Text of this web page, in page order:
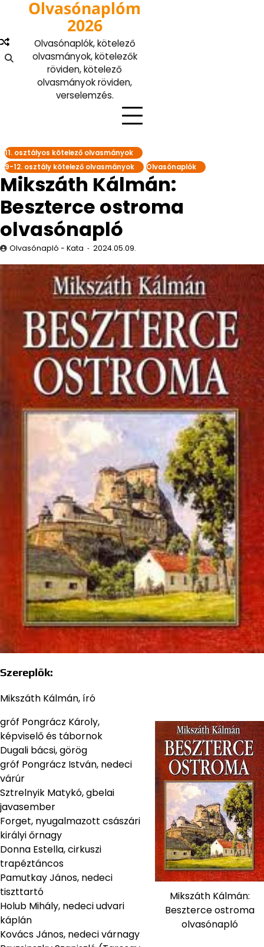
content
Olvasónaplóm
2026
Olvasónaplók, kötelező
olvasmányok, kötelezők
röviden, kötelező
olvasmányok röviden,
verselemzés.
11. osztályos kötelező olvasmányok
9-12. osztály kötelező olvasmányok
Olvasónaplók
Mikszáth Kálmán:
Beszterce ostroma
olvasónapló
Olvasónapló - Kata 2024.05.09.
Szereplők:
Mikszáth Kálmán, író
Mikszáth Kálmán:
Beszterce ostroma
olvasónapló
gróf Pongrácz Károly,
képviselő és tábornok
Dugali bácsi, görög
gróf Pongrácz István, nedeci
várúr
Sztrelnyik Matykó, gbelai
javasember
Forget, nyugalmazott császári
királyi őrnagy
Donna Estella, cirkuszi
trapéztáncos
Pamutkay János, nedeci
tiszttartó
Holub Mihály, nedeci udvari
káplán
Kovács János, nedeci várnagy